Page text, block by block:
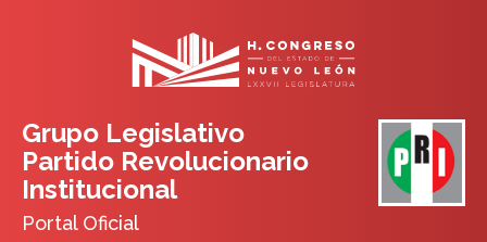
Grupo Legislativo
Partido Revolucionario
Institucional
Portal Oficial